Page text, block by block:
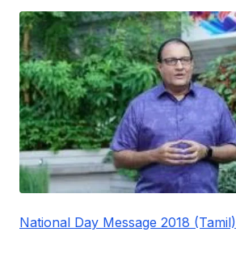
National Day Message 2018 (Tamil)